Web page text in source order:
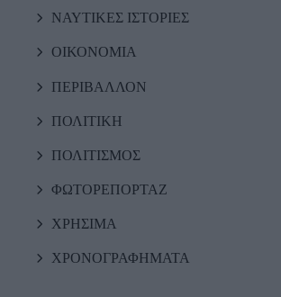
ΝΑΥΤΙΚΕΣ ΙΣΤΟΡΙΕΣ
ΟΙΚΟΝΟΜΙΑ
ΠΕΡΙΒΑΛΛΟΝ
ΠΟΛΙΤΙΚΗ
ΠΟΛΙΤΙΣΜΟΣ
ΦΩΤΟΡΕΠΟΡΤΑΖ
ΧΡΗΣΙΜΑ
ΧΡΟΝΟΓΡΑΦΗΜΑΤΑ